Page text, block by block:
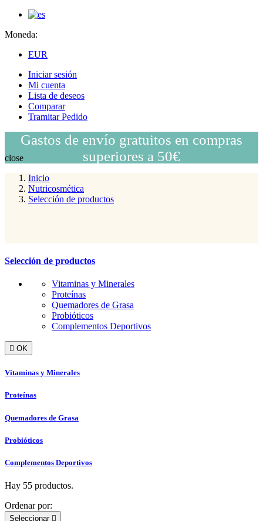
Moneda:
EUR
Iniciar sesión
Mi cuenta
Lista de deseos
Comparar
Tramitar Pedido
Gastos de envío gratuitos en compras
superiores a 50€
close
Inicio
Nutricosmética
Selección de productos
Selección de productos
Vitaminas y Minerales
Proteínas
Quemadores de Grasa
Probióticos
Complementos Deportivos
 OK
Vitaminas y Minerales
Proteínas
Quemadores de Grasa
Probióticos
Complementos Deportivos
Hay 55 productos.
Ordenar por:
Seleccionar 